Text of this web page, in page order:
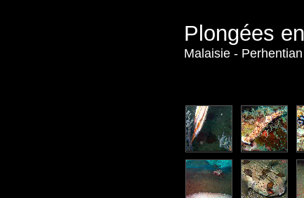
Plongées
Malaisie -